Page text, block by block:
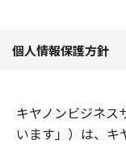
個人情報保護方針
キヤノンビジネス
います」）は、キ